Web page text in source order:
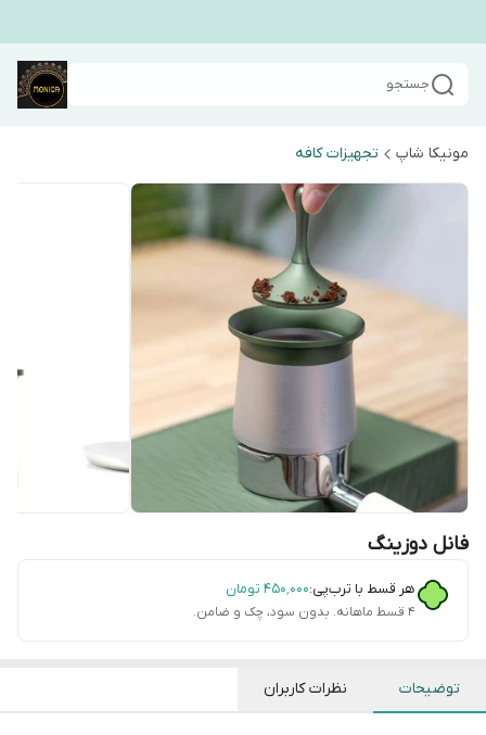
جستجو
مونیکا شاپ تجهیزات کافه
فانل دوزینگ
هر قسط با ترب‌پی:۴۵۰٬۰۰۰ تومان
۴ قسط ماهانه. بدون سود، چک و ضامن.
توضیحات نظرات کاربران